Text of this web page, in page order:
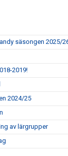
säsongen 2025/
2019!
2024/25
av lärgrupper